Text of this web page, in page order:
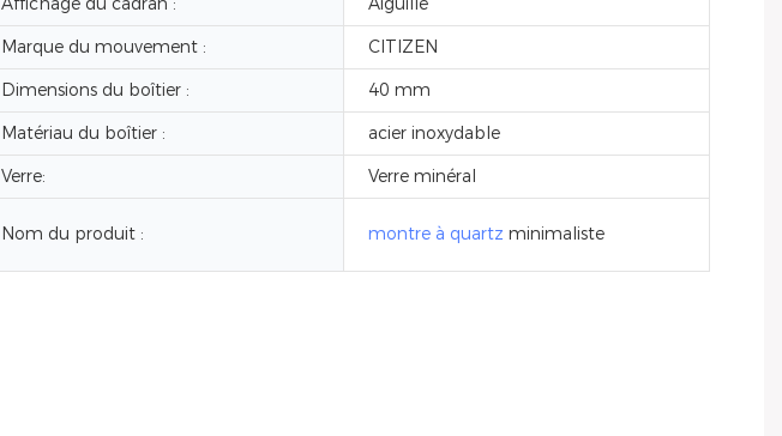
Marque du mouvement :
CITIZEN
Dimensions du boîtier :
40 mm
Matériau du boîtier :
acier inoxydable
Verre: Verre minéral
Nom du produit : montre à quartz minimaliste